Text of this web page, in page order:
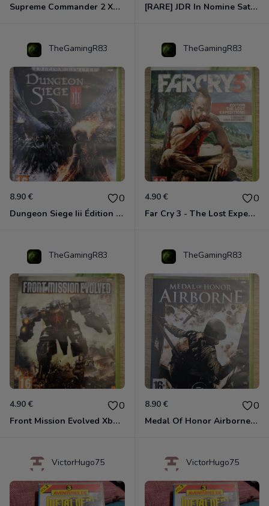
Supreme Commander 2 Xbox 360 [RARE] JDR In Nomine Satanis / Magna Veritas – 1ère Édition BOÎTE (DOS BLANC, 1989) - CROC / Siroz
TheGamingR83
8.90 € 0
Dungeon Siege Iii Édition Limitée - Vf Intégrale Xbox 360
TheGamingR83
4.90 € 0
Far Cry 3 - The Lost Expeditions - Edition Spéciale Xbox 360
TheGamingR83
4.90 € 0
Front Mission Evolved Xbox 360
TheGamingR83
8.90 € 0
Medal Of Honor Airborne Xbox 360
VictorHugo75 VictorHugo75